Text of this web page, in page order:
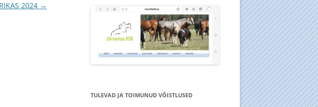
2024 →
TULEVAD JA TOIMUNUD VÕISTLUSED